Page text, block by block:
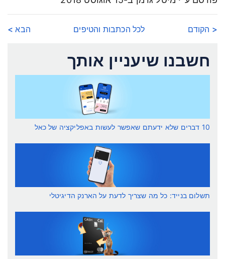
< הקודם לכל הכתבות והטיפים הבא >
חשבנו שיעניין אותך
10 דברים שלא ידעתם שאפשר לעשות באפליקציה של כאל
תשלום בנייד: כל מה שצריך לדעת על הארנק הדיגיטלי